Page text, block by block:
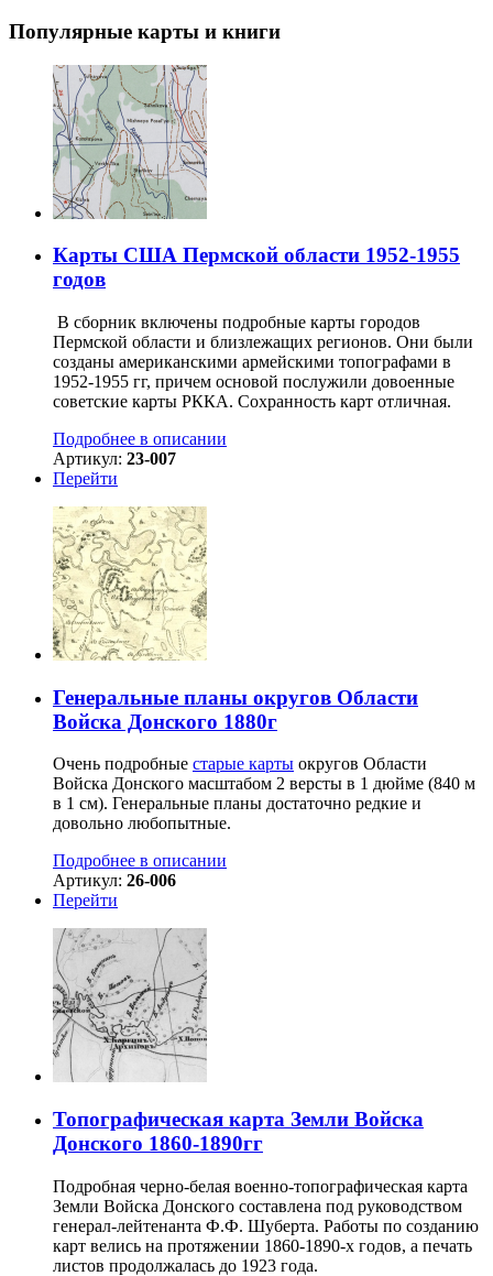
Популярные карты и книги
Карты США Пермской области 1952-1955
годов
В сборник включены подробные карты городов
Пермской области и близлежащих регионов. Они были
созданы американскими армейскими топографами в
1952-1955 гг, причем основой послужили довоенные
советские карты РККА. Сохранность карт отличная.
Подробнее в описании
Артикул: 23-007
Перейти
Генеральные планы округов Области
Войска Донского 1880г
Очень подробные старые карты округов Области
Войска Донского масштабом 2 версты в 1 дюйме (840 м
в 1 см). Генеральные планы достаточно редкие и
довольно любопытные.
Подробнее в описании
Артикул: 26-006
Перейти
Топографическая карта Земли Войска
Донского 1860-1890гг
Подробная черно-белая военно-топографическая карта
Земли Войска Донского составлена под руководством
генерал-лейтенанта Ф.Ф. Шуберта. Работы по созданию
карт велись на протяжении 1860-1890-х годов, а печать
листов продолжалась до 1923 года.